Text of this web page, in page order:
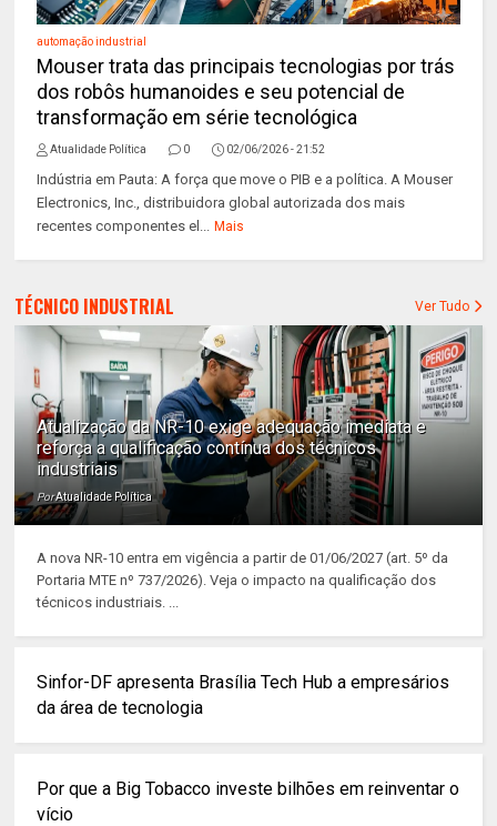
automação industrial
Mouser trata das principais tecnologias por trás
dos robôs humanoides e seu potencial de
transformação em série tecnológica
Atualidade Política 0 02/06/2026 - 21:52
Indústria em Pauta: A força que move o PIB e a política. A Mouser
Electronics, Inc., distribuidora global autorizada dos mais
recentes componentes el... Mais
TÉCNICO INDUSTRIAL Ver Tudo
Atualização da NR-10 exige adequação imediata e
reforça a qualificação contínua dos técnicos
industriais
PorAtualidade Política
A nova NR-10 entra em vigência a partir de 01/06/2027 (art. 5º da
Portaria MTE nº 737/2026). Veja o impacto na qualificação dos
técnicos industriais. ...
Sinfor-DF apresenta Brasília Tech Hub a empresários
da área de tecnologia
Por que a Big Tobacco investe bilhões em reinventar o
vício